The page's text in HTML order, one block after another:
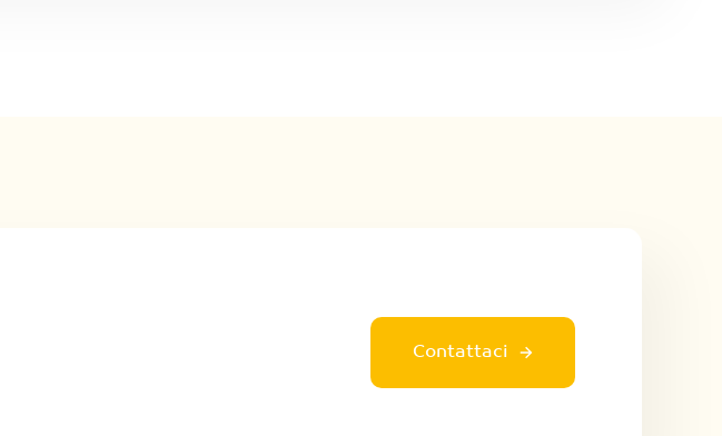
Contattaci